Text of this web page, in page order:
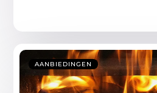
AANBIEDINGEN